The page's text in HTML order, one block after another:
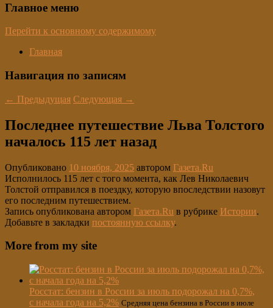
Главное меню
Перейти к основному содержимому
Главная
Навигация по записям
← Предыдущая Следующая →
Последнее путешествие Льва Толстого
началось 115 лет назад
Опубликовано 10 ноября, 2025 автором Газета.Ru
Исполнилось 115 лет с того момента, как Лев Николаевич
Толстой отправился в поездку, которую впоследствии назовут
его последним путешествием.
Запись опубликована автором Газета.Ru в рубрике Истории.
Добавьте в закладки постоянную ссылку.
More from my site
Росстат: бензин в России за июль подорожал на 0,7%,
с начала года на 5,2% Средняя цена бензина в России в июле